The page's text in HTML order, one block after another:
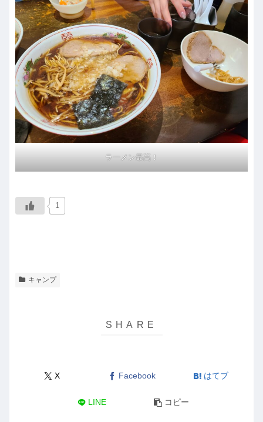
ラーメン最高！
1
キャンプ
X Facebook はてブ
LINE コピー